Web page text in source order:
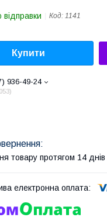
Код: 1141
Купити
936-49-24
товару протягом 14 днів